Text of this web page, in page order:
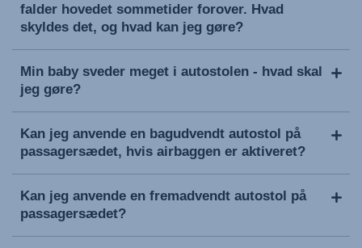
falder hovedet sommetider forover. Hvad
skyldes det, og hvad kan jeg gøre?
Min baby sveder meget i autostolen - hvad skal
jeg gøre?
Kan jeg anvende en bagudvendt autostol på
passagersædet, hvis airbaggen er aktiveret?
Kan jeg anvende en fremadvendt autostol på
passagersædet?